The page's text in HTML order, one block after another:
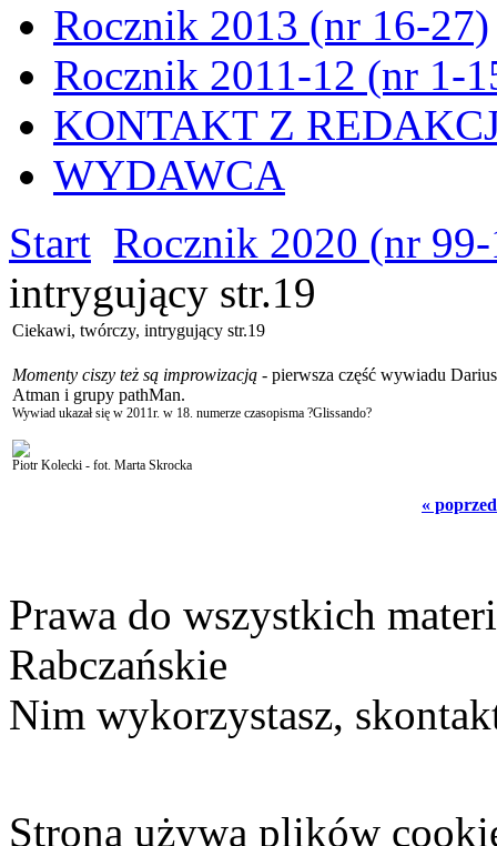
Rocznik 2013 (nr 16-27)
Rocznik 2011-12 (nr 1-
KONTAKT Z
WYDAWCA
Start Rocznik 2020 (nr
intrygujący str.19
Ciekawi, twórczy, intrygujący str.19
Momenty ciszy też są improwizacją - pierwsza część wywiadu
Atman i grupy pathMan.
Wywiad ukazał się w 2011r. w 18. numerze czasopisma ?Glissando?
Piotr Kolecki - fot. Marta Skrocka
«
Prawa do wszystkich
Rabczańskie
Nim wykorzystasz,
Strona używa plików